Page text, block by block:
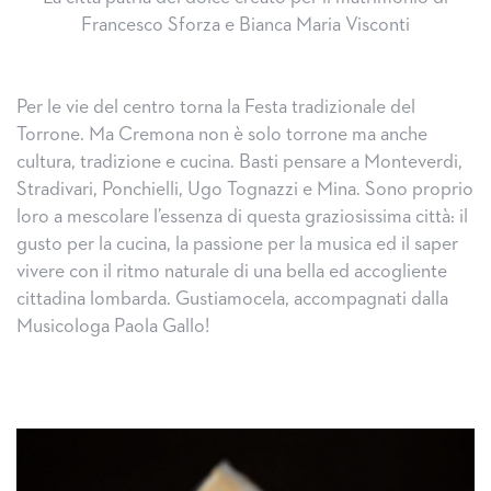
Francesco Sforza e Bianca Maria Visconti
Per le vie del centro torna la Festa tradizionale del
Torrone. Ma Cremona non è solo torrone ma anche
cultura, tradizione e cucina. Basti pensare a Monteverdi,
Stradivari, Ponchielli, Ugo Tognazzi e Mina. Sono proprio
loro a mescolare l’essenza di questa graziosissima città: il
gusto per la cucina, la passione per la musica ed il saper
vivere con il ritmo naturale di una bella ed accogliente
cittadina lombarda. Gustiamocela, accompagnati dalla
Musicologa Paola Gallo!